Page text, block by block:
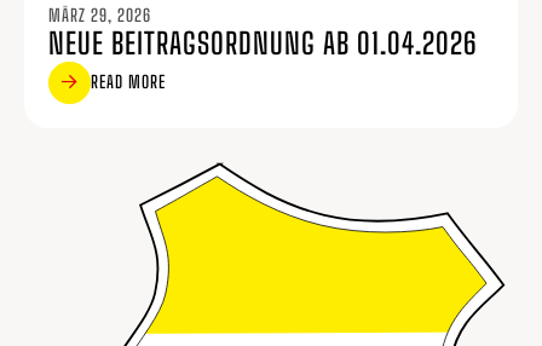
MÄRZ 29, 2026
NEUE BEITRAGSORDNUNG AB 01.04.2026
READ MORE